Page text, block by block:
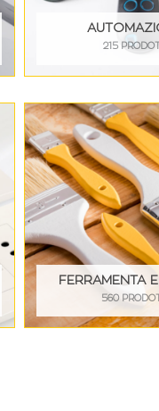
215
FERRAMENTA
560